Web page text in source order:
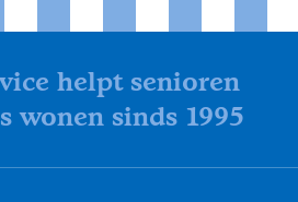
helpt senioren
wonen sinds 1995